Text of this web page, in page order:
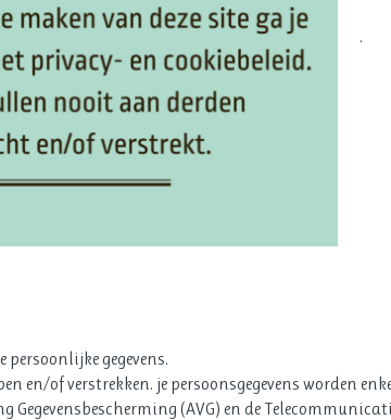
.
gegevens.
en/of verstrekken. je persoonsgegevens worden
(AVG) en de